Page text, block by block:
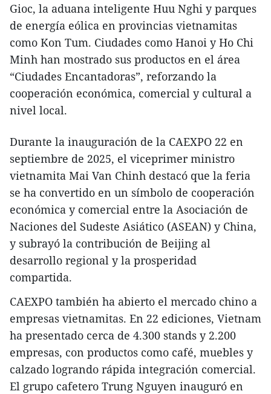
Gioc, la aduana inteligente Huu Nghi y parques
de energía eólica en provincias vietnamitas
como Kon Tum. Ciudades como Hanoi y Ho Chi
Minh han mostrado sus productos en el área
“Ciudades Encantadoras”, reforzando la
cooperación económica, comercial y cultural a
nivel local.
Durante la inauguración de la CAEXPO 22 en
septiembre de 2025, el viceprimer ministro
vietnamita Mai Van Chinh destacó que la feria
se ha convertido en un símbolo de cooperación
económica y comercial entre la Asociación de
Naciones del Sudeste Asiático (ASEAN) y China,
y subrayó la contribución de Beijing al
desarrollo regional y la prosperidad
compartida.
CAEXPO también ha abierto el mercado chino a
empresas vietnamitas. En 22 ediciones, Vietnam
ha presentado cerca de 4.300 stands y 2.200
empresas, con productos como café, muebles y
calzado logrando rápida integración comercial.
El grupo cafetero Trung Nguyen inauguró en